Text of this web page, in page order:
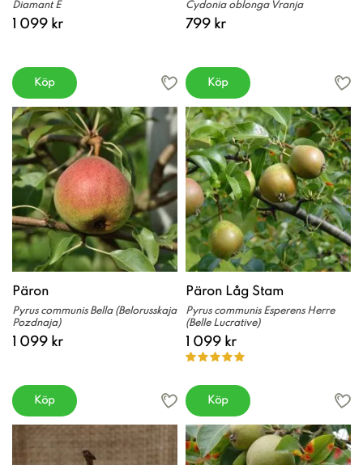
Diamant E
1 099 kr
Köp
Cydonia oblonga Vranja
799 kr
Köp
Päron
Pyrus communis Bella (Belorusskaja
Pozdnaja)
1 099 kr
Köp
Päron Låg Stam
Pyrus communis Esperens Herre
(Belle Lucrative)
1 099 kr
Köp